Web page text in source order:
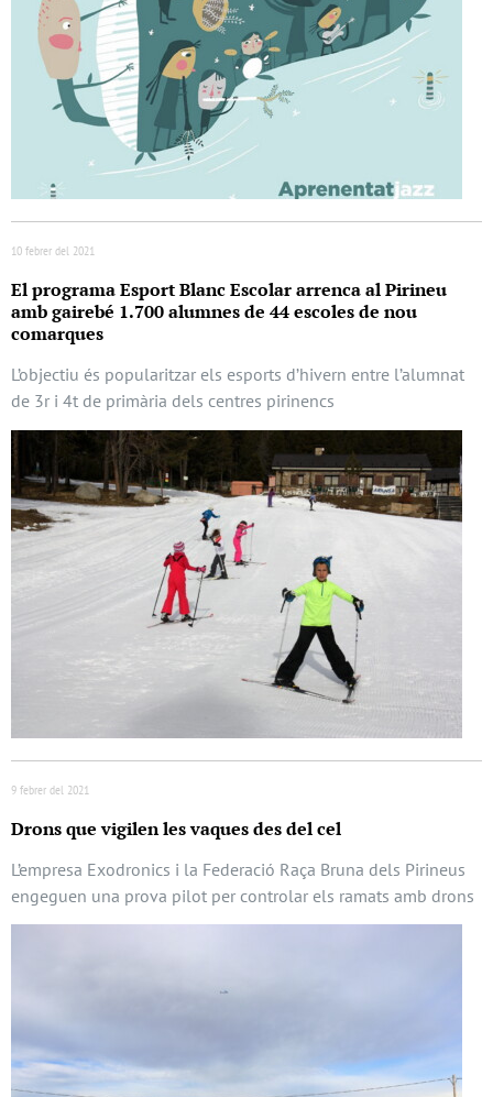
10 febrer del 2021
El programa Esport Blanc Escolar arrenca al Pirineu
amb gairebé 1.700 alumnes de 44 escoles de nou
comarques
L’objectiu és popularitzar els esports d’hivern entre l’alumnat
de 3r i 4t de primària dels centres pirinencs
9 febrer del 2021
Drons que vigilen les vaques des del cel
L’empresa Exodronics i la Federació Raça Bruna dels Pirineus
engeguen una prova pilot per controlar els ramats amb drons